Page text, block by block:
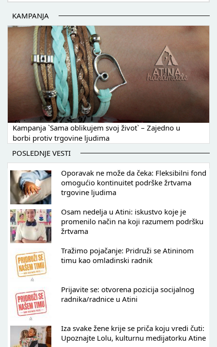
KAMPANJA
Kampanja `Sama oblikujem svoj život` – Zajedno u
borbi protiv trgovine ljudima
POSLEDNJE VESTI
Oporavak ne može da čeka: Fleksibilni fond
omogućio kontinuitet podrške žrtvama
trgovine ljudima
Osam nedelja u Atini: iskustvo koje je
promenilo način na koji razumem podršku
žrtvama
Tražimo pojačanje: Pridruži se Atininom
timu kao omladinski radnik
Prijavite se: otvorena pozicija socijalnog
radnika/radnice u Atini
Iza svake žene krije se priča koju vredi čuti:
Upoznajte Lolu, kulturnu medijatorku Atine